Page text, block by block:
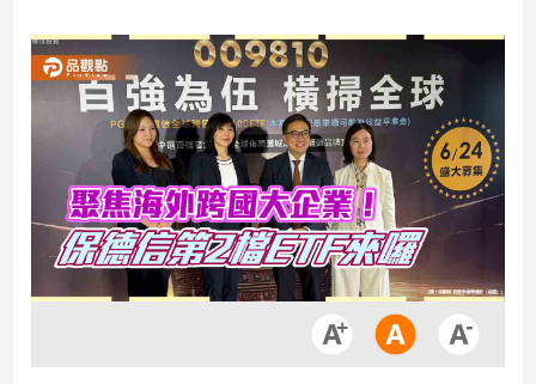
產
經/
品